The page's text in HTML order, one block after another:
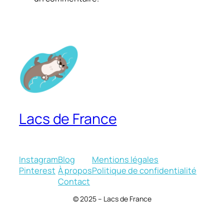
Lacs de France
Instagram
Pinterest
Blog
À propos
Contact
Mentions légales
Politique de confidentialité
© 2025 – Lacs de France